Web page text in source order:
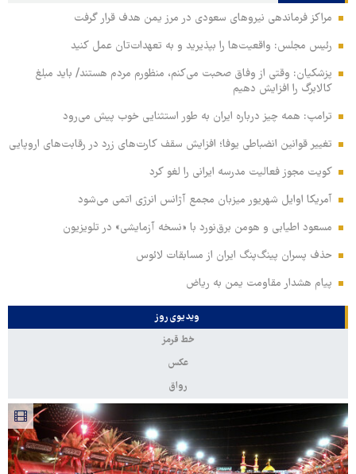
مراکز فرماندهی نیروهای سعودی در مرز یمن هدف قرار گرفت
رئیس مجلس: واقعیت‌ها را بپذیرید و به تعهدات‌تان عمل کنید
پزشکیان: وقتی از وفاق صحبت می‌کنم، منظورم مردم هستند/ باید مبلغ
کالابرگ را افزایش دهیم
ترامپ: همه چیز درباره ایران به طور استثنایی خوب پیش می‌رود
تغییر قوانین انضباطی یوفا؛ افزایش سقف کارت‌های زرد در رقابت‌های اروپایی
کویت مجوز فعالیت مدرسه ایرانی را لغو کرد
آمریکا اوایل شهریور میزبان مجمع آژانس انرژی اتمی می‌شود
مسعود اطیابی و هومن برق‌نورد با «نسخه آزمایشی» در تلویزیون
حذف پسران پینگ‌پنگ ایران از مسابقات لائوس
پیام هشدار مقاومت یمن به ریاض
ویدیوی روز
خط قرمز
عکس
رواق